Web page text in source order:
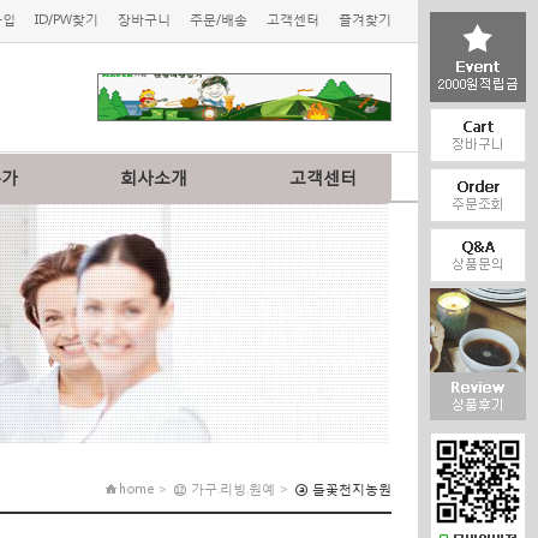
ID/PW찾기 장바구니 주문/배송 고객센터 즐겨찾기
회사소개 고객센터
home > ⑫ 가구.리빙.원예 > ⓐ 들꽃천지농원